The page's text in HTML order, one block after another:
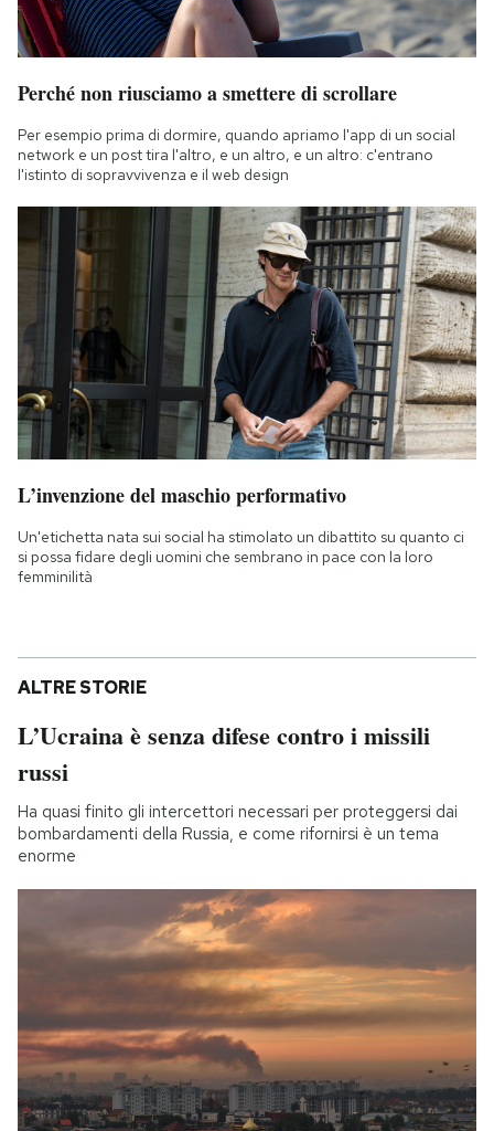
Perché non riusciamo a smettere di scrollare
Per esempio prima di dormire, quando apriamo l'app di un social
network e un post tira l'altro, e un altro, e un altro: c'entrano
l'istinto di sopravvivenza e il web design
L’invenzione del maschio performativo
Un'etichetta nata sui social ha stimolato un dibattito su quanto ci
si possa fidare degli uomini che sembrano in pace con la loro
femminilità
ALTRE STORIE
L’Ucraina è senza difese contro i missili
russi
Ha quasi finito gli intercettori necessari per proteggersi dai
bombardamenti della Russia, e come rifornirsi è un tema
enorme